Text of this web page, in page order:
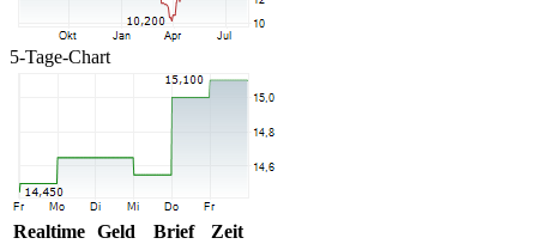
5-Tage-Chart
Realtime Geld Brief
Zeit